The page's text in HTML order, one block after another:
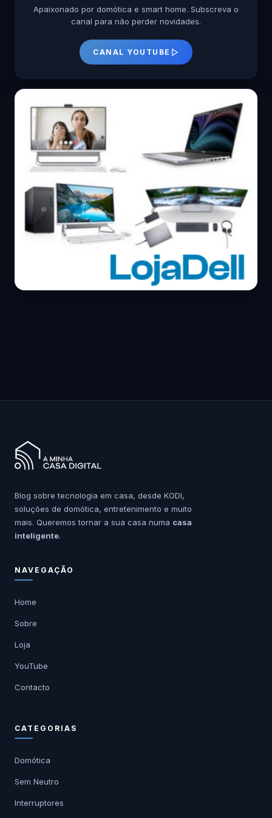
Apaixonado por domótica e smart home. Subscreva o
canal para não perder novidades.
CANAL YOUTUBE
Blog sobre tecnologia em casa, desde KODI,
soluções de domótica, entretenimento e muito
mais. Queremos tornar a sua casa numa casa
inteligente.
NAVEGAÇÃO
Home
Sobre
Loja
YouTube
Contacto
CATEGORIAS
Domótica
Sem Neutro
Interruptores